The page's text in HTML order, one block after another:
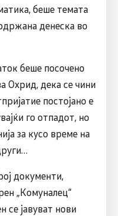
беше темата
денеска во
беше посочено
Охрид, дека се чини
постојано е
го отпадот, но
за кусо време на
документи,
„Комуналец“
се јавуват нови